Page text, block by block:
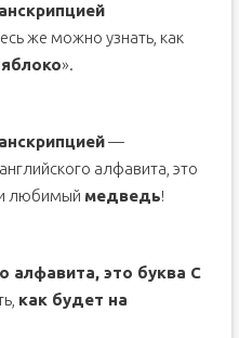
же можно узнать, как
яблоко».
—
алфавита, это
любимый медведь!
алфавита, это буква C
как будет на